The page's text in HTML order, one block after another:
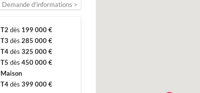
Demande d'informations >
T2 dès 199 000 €
T3 dès 285 000 €
T4dès 325 000 €
T5 dès 450 000 €
Maison
T4dès 399 000 €